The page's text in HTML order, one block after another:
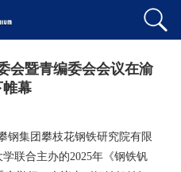
会暨青编委会会议在渝
帷幕
钢集团攀枝花钢铁研究院有限
联合主办的2025年《钢铁钒